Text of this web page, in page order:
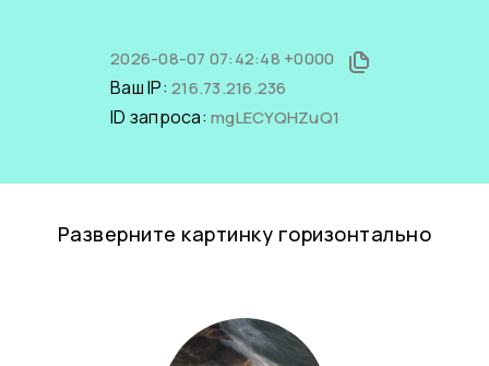
2026-08-07 07:42:48 +0000
Ваш IP: 216.73.216.236
ID запроса: mgLECYQHZuQ1
Разверните картинку горизонтально